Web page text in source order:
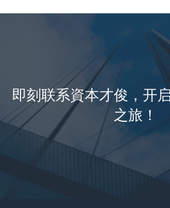
即刻联系資本才俊，开
之旅！